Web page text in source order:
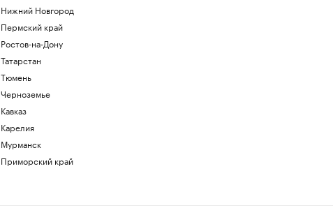
Нижний Новгород
Пермский край
Ростов-на-Дону
Татарстан
Тюмень
Черноземье
Кавказ
Карелия
Мурманск
Приморский край